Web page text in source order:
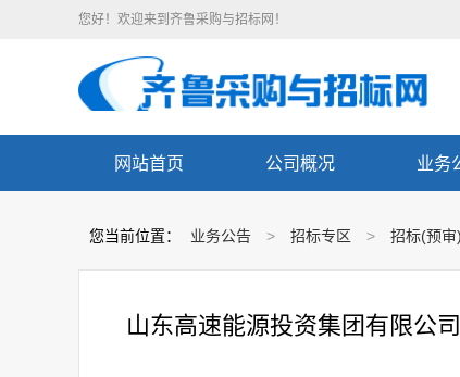
您好！欢迎来到齐鲁采购与招标网！
网站首页 公司概况 业务
您当前位置： 业务公告 > 招标专区 > 招标(预
山东高速能源投资集团有限公